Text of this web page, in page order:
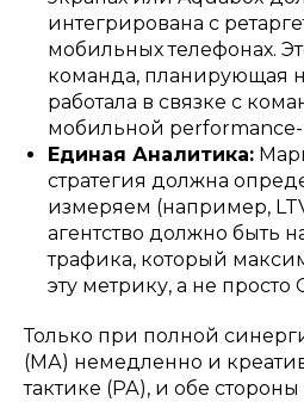
интегрирована с
мобильных телефонах.
команда, планирующая
работала в связке с
мобильной
Единая Аналитика:
стратегия должна
измеряем (например,
агентство должно быть
трафика, который
эту метрику, а не просто
Только при полной
(МА) немедленно и
тактике (РА), и обе